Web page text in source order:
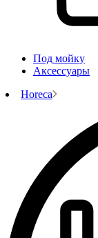
Под мойку
Аксессуары
Horeca